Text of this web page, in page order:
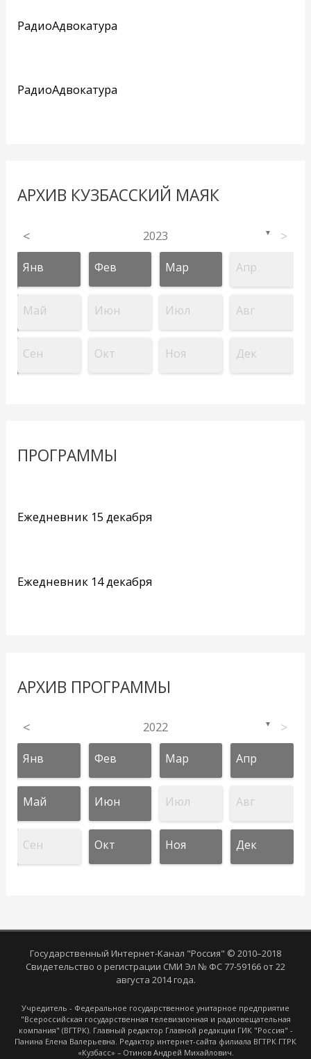
РадиоАдвокатура
РадиоАдвокатура
АРХИВ КУЗБАССКИЙ МАЯК
< 2023 ▼ >
Янв Фев Мар Апр
Май Июн Июл Авг
Сен Окт Ноя Дек
ПРОГРАММЫ
Ежедневник 15 декабря
Ежедневник 14 декабря
АРХИВ ПРОГРАММЫ
< 2022 ▼ >
Янв Фев Мар Апр
Май Июн Июл Авг
Сен Окт Ноя Дек
Государственный Интернет-Канал "Россия" © 2010–2018
Свидетельство о регистрации СМИ Эл № ФС 77-59166 от 22
августа 2014 года.
Учредитель - Федеральное государственное унитарное предприятие
"Всероссийская государственная телевизионная и радиовещательная
компания" (ВГТРК). Главный редактор Главной редакции ГИК "Россия" -
Панина Елена Валерьевна. Редактор интернет-сайта филиала ВГТРК ГТРК
«Кузбасс» – Отинов Андрей Михайлович.